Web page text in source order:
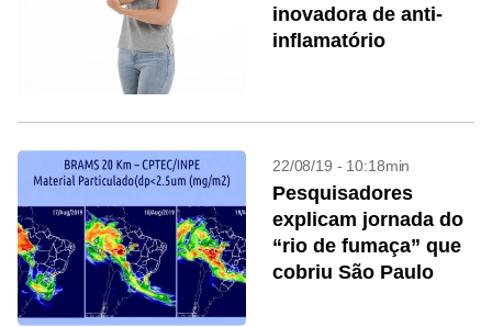
inovadora de anti-
inflamatório
22/08/19 - 10:18min
Pesquisadores
explicam jornada do
“rio de fumaça” que
cobriu São Paulo